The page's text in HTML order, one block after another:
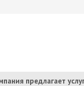
предлагает